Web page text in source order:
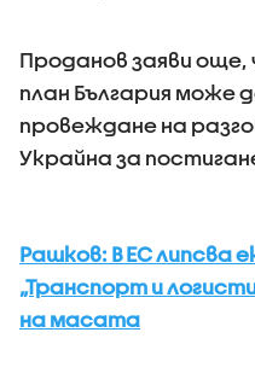
Проданов заяви още,
план България може
провеждане на
Украйна за
Рашков: В ЕС липсва
„Транспорт и
на масата